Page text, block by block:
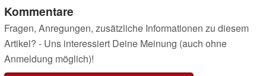
Kommentare
Fragen, Anregungen, zusätzliche Informationen zu diesem
Artikel? - Uns interessiert Deine Meinung (auch ohne
Anmeldung möglich)!